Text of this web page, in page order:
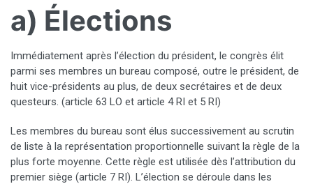
a) Élections
Immédiatement après l’élection du président, le congrès élit
parmi ses membres un bureau composé, outre le président, de
huit vice-présidents au plus, de deux secrétaires et de deux
questeurs. (article 63 LO et article 4 RI et 5 RI)
Les membres du bureau sont élus successivement au scrutin
de liste à la représentation proportionnelle suivant la règle de la
plus forte moyenne. Cette règle est utilisée dès l’attribution du
premier siège (article 7 RI). L’élection se déroule dans les